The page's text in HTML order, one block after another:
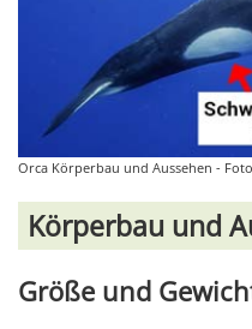
Orca Körperbau und Aussehen -
Körperbau und
Größe und